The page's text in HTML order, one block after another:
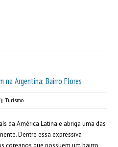
na Argentina: Bairro Flores
Turismo
da América Latina e abriga uma das
Dentre essa expressiva
coreanos que possuem um bairro